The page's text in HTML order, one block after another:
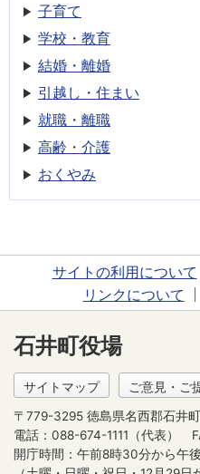
子育て
学校・教育
結婚・離婚
引越し・住まい
就職・離職
高齢・介護
おくやみ
サイトの利用について
リンクについて
石井町役場
サイトマップ ご意見・ご
〒779-3295 徳島県名西郡石井
電話：088-674-1111（代表）
開庁時間：午前8時30分から午